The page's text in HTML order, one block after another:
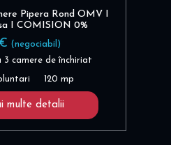
Pipera Rond OMV I
I COMISION 0%
(negociabil)
camere de închiriat
120 mp
multe detalii